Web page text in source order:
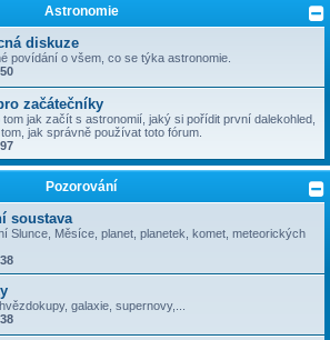
Astronomie
diskuze
povídání o všem, co se týka astronomie.
začátečníky
tom jak začít s astronomií, jaký si pořídit první dalekohled,
jak správně používat toto fórum.
Pozorování
soustava
Slunce, Měsíce, planet, planetek, komet, meteorických
galaxie, supernovy,...